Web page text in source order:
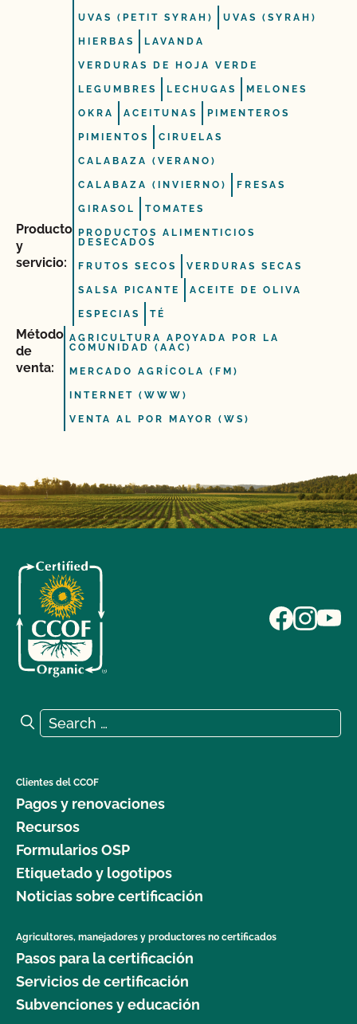
UVAS (PETIT SYRAH) UVAS (SYRAH)
HIERBAS LAVANDA
VERDURAS DE HOJA VERDE
LEGUMBRES LECHUGAS MELONES
OKRA ACEITUNAS PIMENTEROS
PIMIENTOS CIRUELAS
CALABAZA (VERANO)
CALABAZA (INVIERNO) FRESAS
GIRASOL TOMATES
Producto
y
servicio:
PRODUCTOS ALIMENTICIOS
DESECADOS
FRUTOS SECOS VERDURAS SECAS
SALSA PICANTE ACEITE DE OLIVA
ESPECIAS TÉ
Método
de
venta:
AGRICULTURA APOYADA POR LA
COMUNIDAD (AAC)
MERCADO AGRÍCOLA (FM)
INTERNET (WWW)
VENTA AL POR MAYOR (WS)
Search for:
Search
Clientes del CCOF
Pagos y renovaciones
Recursos
Formularios OSP
Etiquetado y logotipos
Noticias sobre certificación
Agricultores, manejadores y productores no certificados
Pasos para la certificación
Servicios de certificación
Subvenciones y educación